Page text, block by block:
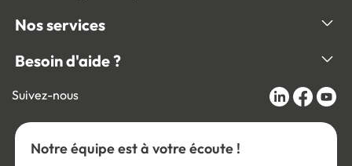
Nos services
Besoin d'aide ?
Suivez-nous
Notre équipe est à votre écoute !